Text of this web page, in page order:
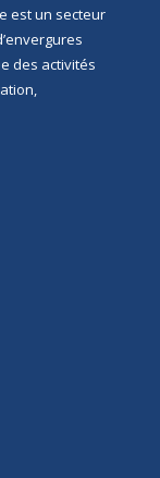
est un secteur
des activités